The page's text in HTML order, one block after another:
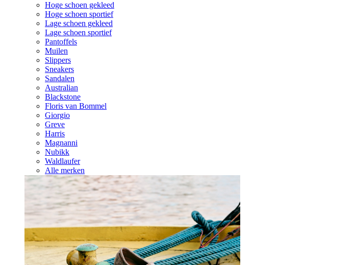
Hoge schoen gekleed
Hoge schoen sportief
Lage schoen gekleed
Lage schoen sportief
Pantoffels
Muilen
Slippers
Sneakers
Sandalen
Australian
Blackstone
Floris van Bommel
Giorgio
Greve
Harris
Magnanni
Nubikk
Waldlaufer
Alle merken